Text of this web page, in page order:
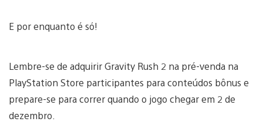
E por enquanto é só!
Lembre-se de adquirir Gravity Rush 2 na pré-venda na
PlayStation Store participantes para conteúdos bônus e
prepare-se para correr quando o jogo chegar em 2 de
dezembro.